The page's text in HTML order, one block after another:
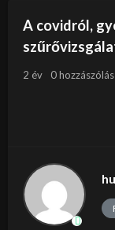
A covidról,
2 év 0 hozzászólás